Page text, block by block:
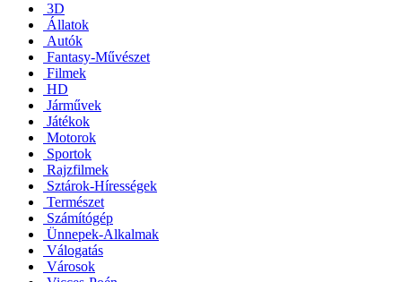
3D
Állatok
Autók
Fantasy-Művészet
Filmek
HD
Járművek
Játékok
Motorok
Sportok
Rajzfilmek
Sztárok-Hírességek
Természet
Számítógép
Ünnepek-Alkalmak
Válogatás
Városok